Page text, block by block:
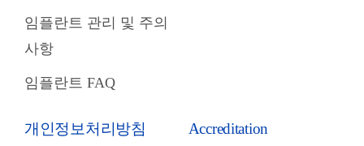
임플란트 관리 및 주의
사항
임플란트 FAQ
개인정보처리방침 Accreditation